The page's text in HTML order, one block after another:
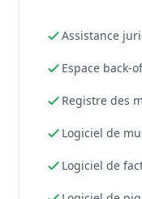
Assistance
Espace back-
Registre des
Logiciel de
Logiciel de